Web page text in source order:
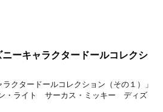
ーキャラクタードールコレクシ
クタードールコレクション（その１）」
・ライト サーカス・ミッキー ディズ